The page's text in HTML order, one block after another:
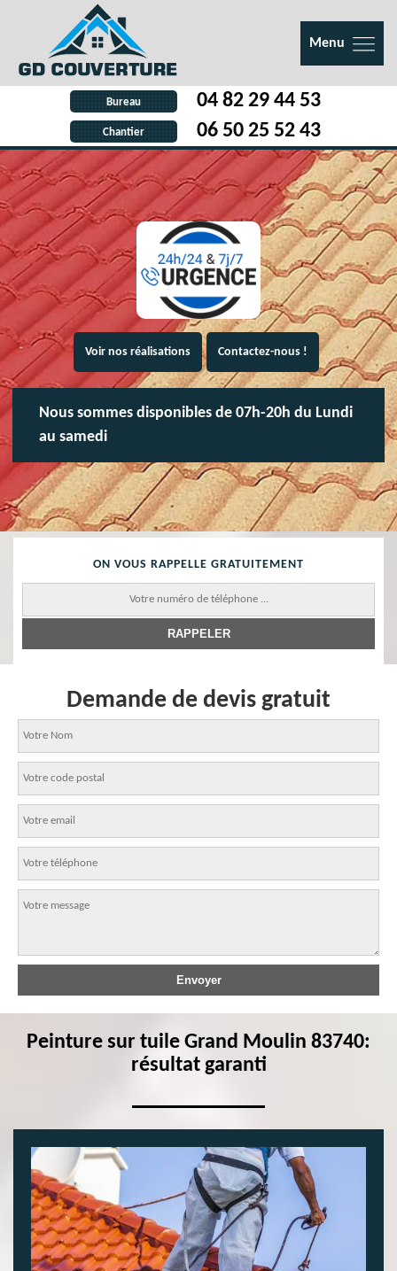
Menu
Bureau 04 82 29 44 53
Chantier 06 50 25 52 43
Voir nos réalisations Contactez-nous !
Nous sommes disponibles de 07h-20h du Lundi
au samedi
ON VOUS RAPPELLE GRATUITEMENT
Demande de devis gratuit
Peinture sur tuile Grand Moulin 83740:
résultat garanti